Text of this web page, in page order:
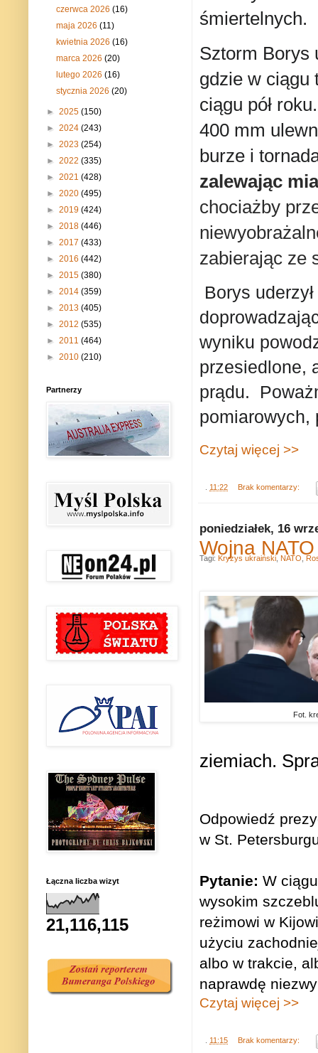
śmiertelnych.
Sztorm Borys
gdzie w ciągu
ciągu pół
400 mm
burze i
zalewając
chociażby
zabierając ze
Borys
wyniku
przesiedlone,
prądu.
Czytaj więcej >>
11:22 Brak komentarzy:
poniedziałek, 16
Wojna
Fot.
ziemiach.
Odpowiedź
w St.
Pytanie: W
wysokim
reżimowi w
użyciu
albo w trakcie,
naprawdę
Czytaj więcej >>
11:15 Brak komentarzy:
Tagi: Kryzys ukraiński NATO
czerwca 2026(16)
maja 2026(11)
kwietnia 2026(16)
marca 2026(20)
lutego 2026(16)
stycznia 2026(20)
► 2025 (150)
► 2024 (243)
► 2023 (254)
► 2022 (335)
► 2021 (428)
► 2020 (495)
► 2019 (424)
► 2018 (446)
► 2017 (433)
► 2016 (442)
► 2015 (380)
► 2014 (359)
► 2013 (405)
► 2012 (535)
► 2011 (464)
► 2010 (210)
Partnerzy
Łączna liczba wizyt
21,116,115